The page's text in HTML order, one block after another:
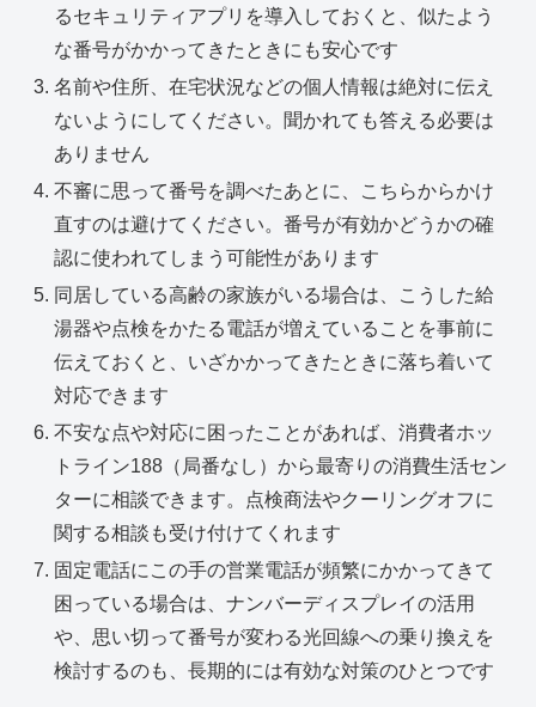
るセキュリティアプリを導入しておくと、似たよう
な番号がかかってきたときにも安心です
名前や住所、在宅状況などの個人情報は絶対に伝え
ないようにしてください。聞かれても答える必要は
ありません
不審に思って番号を調べたあとに、こちらからかけ
直すのは避けてください。番号が有効かどうかの確
認に使われてしまう可能性があります
同居している高齢の家族がいる場合は、こうした給
湯器や点検をかたる電話が増えていることを事前に
伝えておくと、いざかかってきたときに落ち着いて
対応できます
不安な点や対応に困ったことがあれば、消費者ホッ
トライン188（局番なし）から最寄りの消費生活セン
ターに相談できます。点検商法やクーリングオフに
関する相談も受け付けてくれます
固定電話にこの手の営業電話が頻繁にかかってきて
困っている場合は、ナンバーディスプレイの活用
や、思い切って番号が変わる光回線への乗り換えを
検討するのも、長期的には有効な対策のひとつです